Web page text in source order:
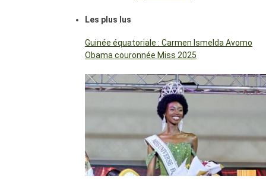
Les plus lus
Guinée équatoriale : Carmen Ismelda Avomo
Obama couronnée Miss 2025